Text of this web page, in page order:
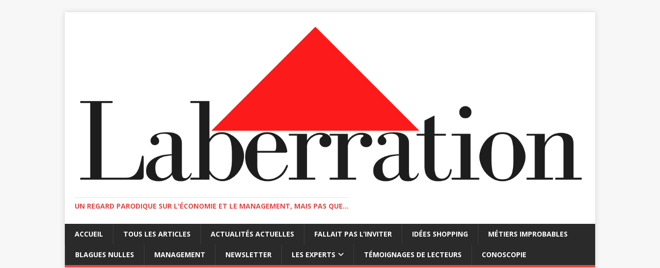
UN REGARD PARODIQUE SUR L'ÉCONOMIE ET LE MANAGEMENT, MAIS PAS QUE...
ACCUEIL TOUS LES ARTICLES ACTUALITÉS ACTUELLES FALLAIT PAS L’INVITER IDÉES SHOPPING MÉTIERS IMPROBABLES
BLAGUES NULLES MANAGEMENT NEWSLETTER LES EXPERTS TÉMOIGNAGES DE LECTEURS CONOSCOPIE